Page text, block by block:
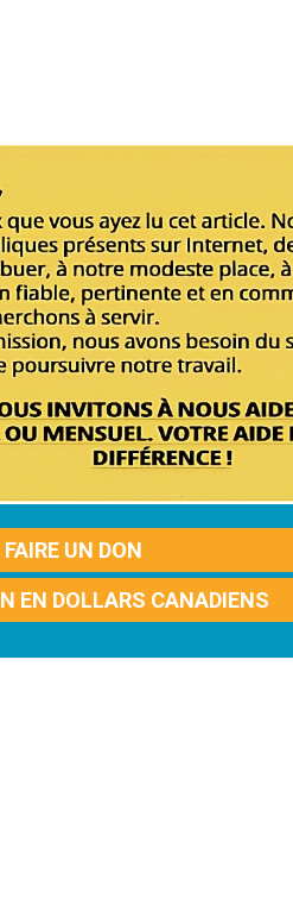
FAIRE UN DON
EN DOLLARS CANADIENS